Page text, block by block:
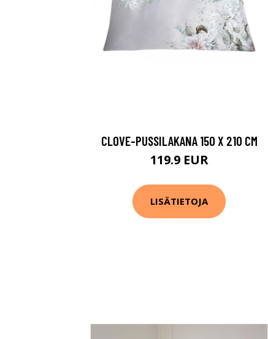
CLOVE-PUSSILAKANA 150 X 210 CM
119.9 EUR
LISÄTIETOJA